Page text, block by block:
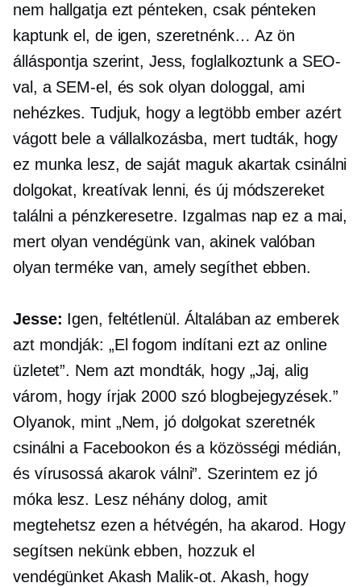
nem hallgatja ezt pénteken, csak pénteken
kaptunk el, de igen, szeretnénk… Az ön
álláspontja szerint, Jess, foglalkoztunk a SEO-
val, a SEM-el, és sok olyan dologgal, ami
nehézkes. Tudjuk, hogy a legtöbb ember azért
vágott bele a vállalkozásba, mert tudták, hogy
ez munka lesz, de saját maguk akartak csinálni
dolgokat, kreatívak lenni, és új módszereket
találni a pénzkeresetre. Izgalmas nap ez a mai,
mert olyan vendégünk van, akinek valóban
olyan terméke van, amely segíthet ebben.
Jesse: Igen, feltétlenül. Általában az emberek
azt mondják: „El fogom indítani ezt az online
üzletet”. Nem azt mondták, hogy „Jaj, alig
várom, hogy írjak 2000 szóblogbejegyzések.”
Olyanok, mint „Nem, jó dolgokat szeretnék
csinálni a Facebookon és a közösségi médián,
és vírusossá akarok válni”. Szerintem ez jó
móka lesz. Lesz néhány dolog, amit
megtehetsz ezen a hétvégén, ha akarod. Hogy
segítsen nekünk ebben, hozzuk el
vendégünket Akash Malik-ot. Akash, hogy